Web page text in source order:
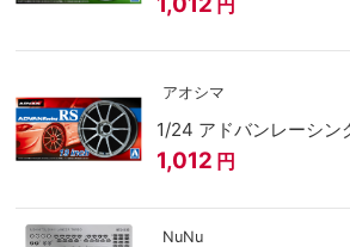
アオシマ
1/24 アドバンレーシン
1,012 円
NuNu